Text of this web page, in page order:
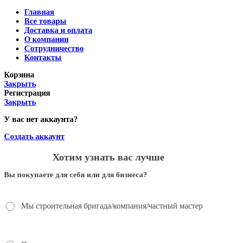
Главная
Все товары
Доставка и оплата
О компании
Сотрудничество
Контакты
Корзина
Закрыть
Регистрация
Закрыть
У вас нет аккаунта?
Создать аккаунт
Хотим узнать вас лучше
Вы покупаете для себя или для бизнеса?
Мы строительная бригада/компания/частный мастер